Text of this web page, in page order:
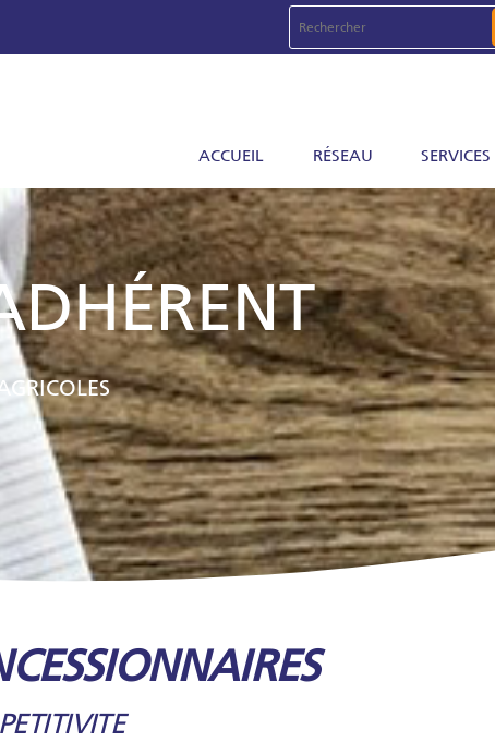
ACCUEIL RÉSEAU SERVICES